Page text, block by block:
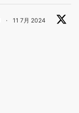
· 11 7月 2024